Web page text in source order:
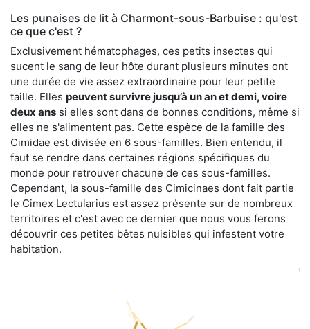
Les punaises de lit à Charmont-sous-Barbuise : qu'est
ce que c'est ?
Exclusivement hématophages, ces petits insectes qui
sucent le sang de leur hôte durant plusieurs minutes ont
une durée de vie assez extraordinaire pour leur petite
taille. Elles peuvent survivre jusqu’à un an et demi, voire
deux ans si elles sont dans de bonnes conditions, même si
elles ne s'alimentent pas. Cette espèce de la famille des
Cimidae est divisée en 6 sous-familles. Bien entendu, il
faut se rendre dans certaines régions spécifiques du
monde pour retrouver chacune de ces sous-familles.
Cependant, la sous-famille des Cimicinaes dont fait partie
le Cimex Lectularius est assez présente sur de nombreux
territoires et c'est avec ce dernier que nous vous ferons
découvrir ces petites bêtes nuisibles qui infestent votre
habitation.